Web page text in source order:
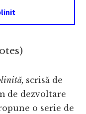
scrisă de
de dezvoltare
o serie de